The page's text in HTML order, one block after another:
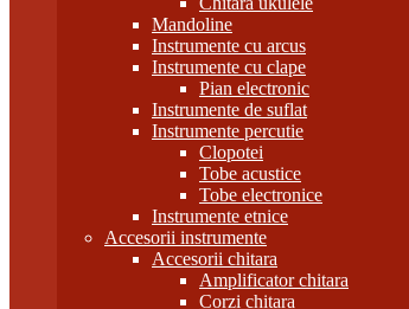
Mandoline
Instrumente cu arcus
Instrumente cu clape
Pian electronic
Instrumente de suflat
Instrumente percutie
Clopotei
Tobe acustice
Tobe electronice
Instrumente etnice
Accesorii instrumente
Accesorii chitara
Amplificator chitara
Corzi chitara